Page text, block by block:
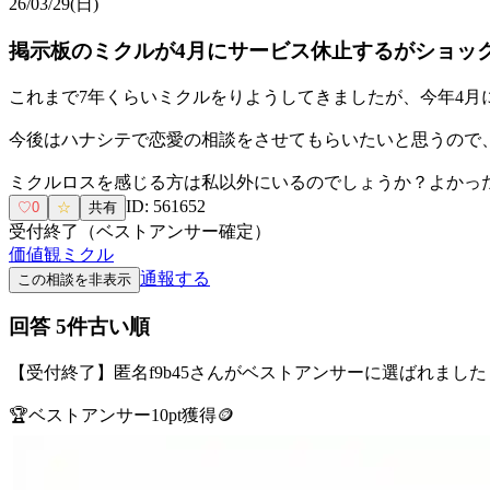
26/03/29(日)
掲示板のミクルが4月にサービス休止するがショッ
これまで7年くらいミクルをりようしてきましたが、今年4
今後はハナシテで恋愛の相談をさせてもらいたいと思うので
ミクルロスを感じる方は私以外にいるのでしょうか？よかっ
♡0 ☆ 共有 ID: 561652
受付終了（ベストアンサー確定）
価値観 ミクル
この相談を非表示 通報する
回答 5件古い順
【受付終了】 匿名f9b45さんがベストアンサーに選ばれました
🏆ベストアンサー10pt獲得🪙